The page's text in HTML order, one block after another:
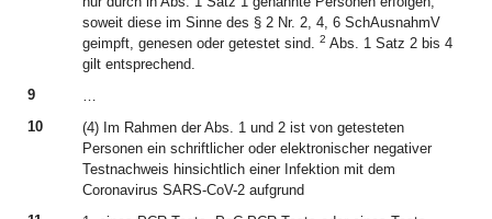
soweit diese im Sinne des § 2 Nr. 2, 4, 6 SchAusnahmV
geimpft, genesen oder getestet sind. 2 Abs. 1 Satz 2 bis 4
gilt entsprechend.
9
…
10
(4) Im Rahmen der Abs. 1 und 2 ist von getesteten
Personen ein schriftlicher oder elektronischer negativer
Testnachweis hinsichtlich einer Infektion mit dem
Coronavirus SARS-CoV-2 aufgrund